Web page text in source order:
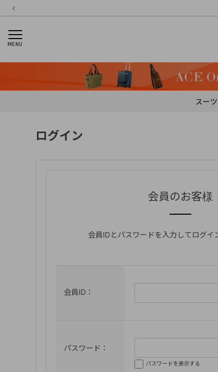
MENU
スー
ログイン
会員のお客様
会員IDとパスワードを入力してログイ
会員ID：
パスワード：
パスワードを表示する